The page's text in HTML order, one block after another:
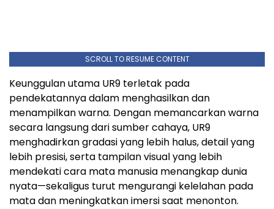
SCROLL TO RESUME CONTENT
Keunggulan utama UR9 terletak pada
pendekatannya dalam menghasilkan dan
menampilkan warna. Dengan memancarkan warna
secara langsung dari sumber cahaya, UR9
menghadirkan gradasi yang lebih halus, detail yang
lebih presisi, serta tampilan visual yang lebih
mendekati cara mata manusia menangkap dunia
nyata—sekaligus turut mengurangi kelelahan pada
mata dan meningkatkan imersi saat menonton.